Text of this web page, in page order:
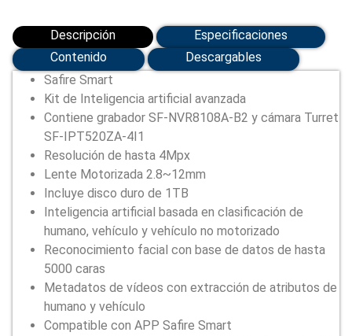
cantidad Descripción
Especificaciones
Contenido
Descargables
Safire Smart
Kit de Inteligencia artificial avanzada
Contiene grabador SF-NVR8108A-B2 y cámara Turret
SF-IPT520ZA-4I1
Resolución de hasta 4Mpx
Lente Motorizada 2.8~12mm
Incluye disco duro de 1TB
Inteligencia artificial basada en clasificación de
humano, vehículo y vehículo no motorizado
Reconocimiento facial con base de datos de hasta
5000 caras
Metadatos de vídeos con extracción de atributos de
humano y vehículo
Compatible con APP Safire Smart